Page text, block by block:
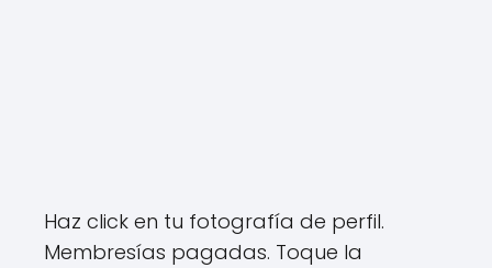
Haz click en tu fotografía de perfil.
Membresías pagadas. Toque la